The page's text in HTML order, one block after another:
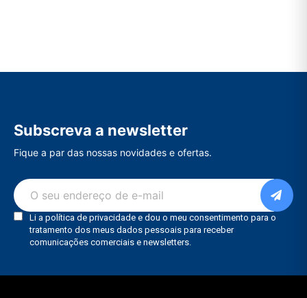
Subscreva a newsletter
Fique a par das nossas novidades e ofertas.